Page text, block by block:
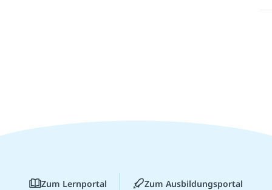
Zum Lernportal Zum Ausbildungsportal